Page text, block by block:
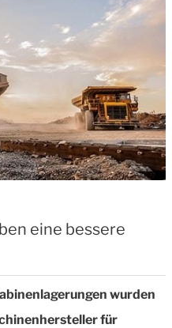
eine bessere
wurden
für